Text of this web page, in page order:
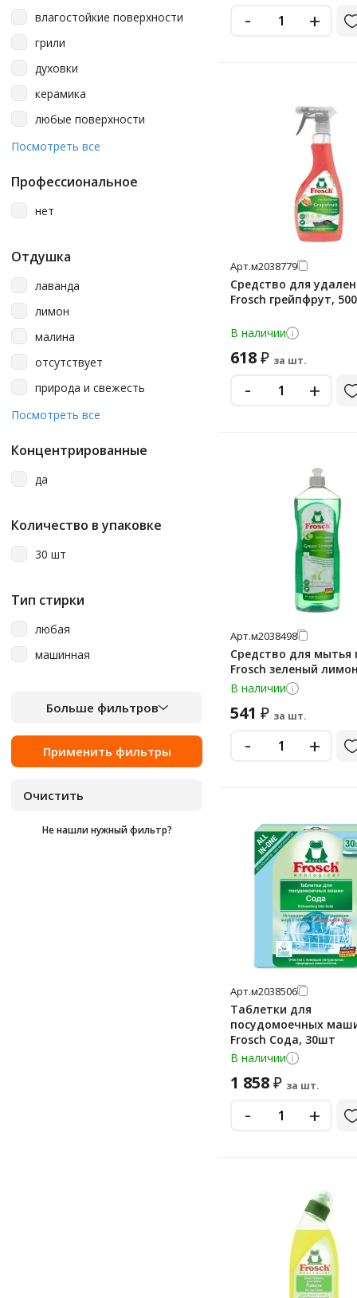
влагостойкие поверхности
грили
духовки
керамика
любые поверхности
металлические поверхности
Посмотреть все
Профессиональное
нет
Отдушка
лаванда
лимон
малина
отсутствует
природа и свежесть
фрукты
цитрусы
Посмотреть все
Концентрированные
да
Количество в упаковке
30 шт
Тип стирки
любая
машинная
Больше фильтров
Не нашли нужный фильтр?
- +
Арт.м2038779
Средство для
Frosch грейпфрут,
В наличии
618₽ за шт.
- +
Арт.м2038498
Средство для мытья
Frosch зеленый
В наличии
541 ₽ за шт.
- +
Арт.м2038506
Таблетки для
посудомоечных
Frosch Сода, 30шт
В наличии
1 858₽ за шт.
- +